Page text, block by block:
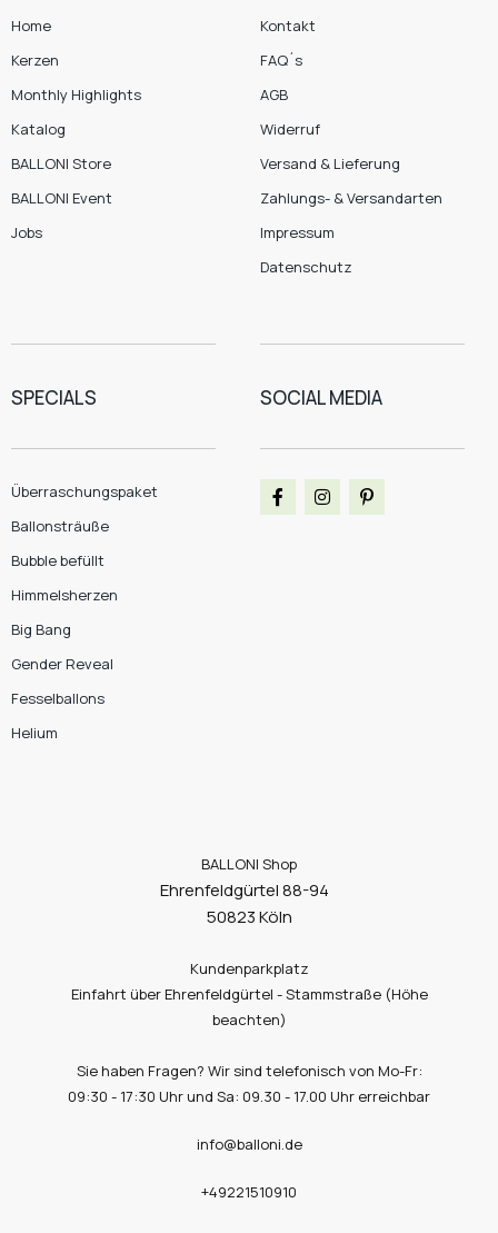
Home
Kerzen
Monthly Highlights
Katalog
BALLONI Store
BALLONI Event
Jobs
Kontakt
FAQ´s
AGB
Widerruf
Versand & Lieferung
Zahlungs- & Versandarten
Impressum
Datenschutz
SPECIALS
Überraschungspaket
Ballonsträuße
Bubble befüllt
Himmelsherzen
Big Bang
Gender Reveal
Fesselballons
Helium
SOCIAL MEDIA
BALLONI Shop
Ehrenfeldgürtel 88-94
50823 Köln
Kundenparkplatz
Einfahrt über Ehrenfeldgürtel - Stammstraße (Höhe
beachten)
Sie haben Fragen? Wir sind telefonisch von Mo-Fr:
09:30 - 17:30 Uhr und Sa: 09.30 - 17.00 Uhr erreichbar
info@balloni.de
+49221510910